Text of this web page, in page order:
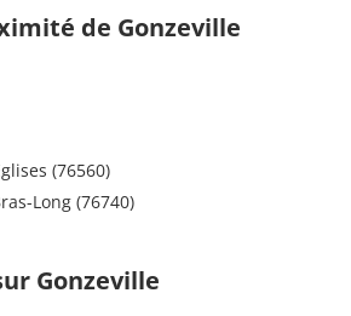
de Gonzeville
(76560)
Long (76740)
Gonzeville